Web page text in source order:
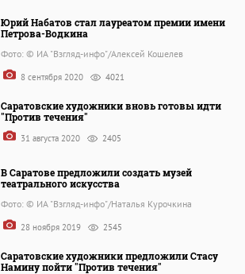
Юрий Набатов стал лауреатом премии имени
Петрова-Водкина
Фото: © ИА "Взгляд-инфо"/Алексей Кошелев
8 сентября 2020 4021
Саратовские художники вновь готовы идти
"Против течения"
31 августа 2020 2405
В Саратове предложили создать музей
театрального искусства
Фото: © ИА "Взгляд-инфо"/Наталья Курочкина
28 ноября 2019 2545
Саратовские художники предложили Стасу
Намину пойти "Против течения"